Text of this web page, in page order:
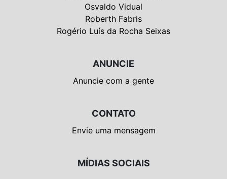
Osvaldo Vidual
Roberth Fabris
Rogério Luís da Rocha Seixas
ANUNCIE
Anuncie com a gente
CONTATO
Envie uma mensagem
MÍDIAS SOCIAIS